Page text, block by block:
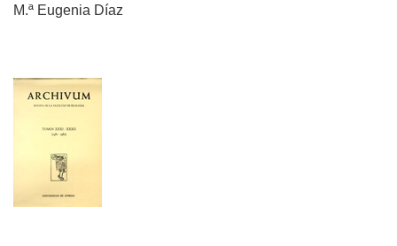
M.ª Eugenia Díaz